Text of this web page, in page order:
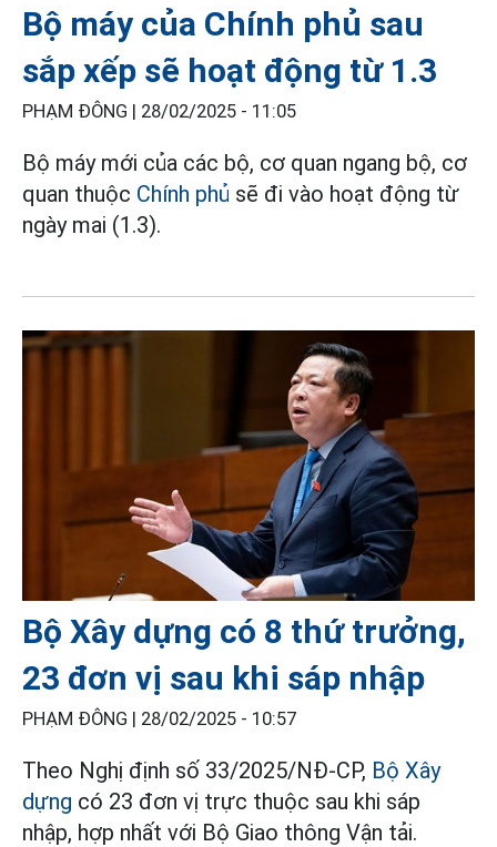
Bộ máy của Chính phủ sau
sắp xếp sẽ hoạt động từ 1.3
PHẠM ĐÔNG | 28/02/2025 - 11:05
Bộ máy mới của các bộ, cơ quan ngang bộ, cơ
quan thuộc Chính phủ sẽ đi vào hoạt động từ
ngày mai (1.3).
Bộ Xây dựng có 8 thứ trưởng,
23 đơn vị sau khi sáp nhập
PHẠM ĐÔNG | 28/02/2025 - 10:57
Theo Nghị định số 33/2025/NĐ-CP, Bộ Xây
dựng có 23 đơn vị trực thuộc sau khi sáp
nhập, hợp nhất với Bộ Giao thông Vận tải.